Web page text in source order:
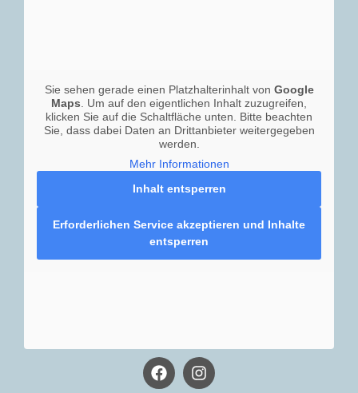
Sie sehen gerade einen Platzhalterinhalt von Google
Maps . Um auf den eigentlichen Inhalt zuzugreifen,
klicken Sie auf die Schaltfläche unten. Bitte beachten
Sie, dass dabei Daten an Drittanbieter weitergegeben
werden.
Mehr Informationen
Inhalt entsperren
Erforderlichen Service akzeptieren und Inhalte
entsperren